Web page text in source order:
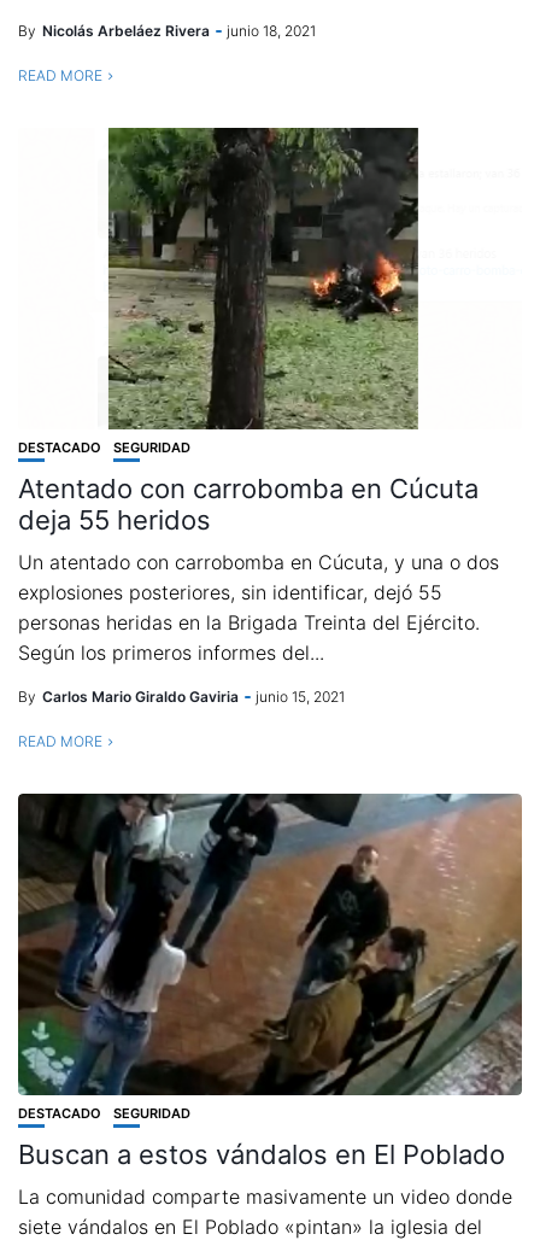
By Nicolás Arbeláez Rivera junio 18, 2021
READ MORE
DESTACADO SEGURIDAD
Atentado con carrobomba en Cúcuta
deja 55 heridos
Un atentado con carrobomba en Cúcuta, y una o dos
explosiones posteriores, sin identificar, dejó 55
personas heridas en la Brigada Treinta del Ejército.
Según los primeros informes del...
By Carlos Mario Giraldo Gaviria junio 15, 2021
READ MORE
DESTACADO SEGURIDAD
Buscan a estos vándalos en El Poblado
La comunidad comparte masivamente un video donde
siete vándalos en El Poblado «pintan» la iglesia del